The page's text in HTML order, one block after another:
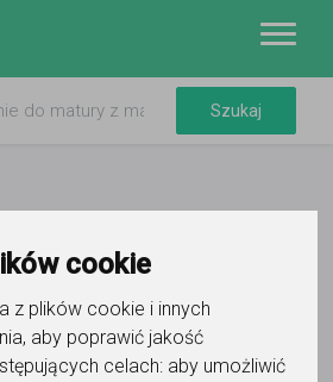
cookie
z plików cookie i innych
aby poprawić jakość
celach: aby umożliwić
kontaktu